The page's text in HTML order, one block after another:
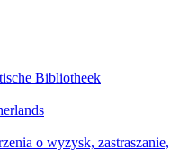
Bibliotheek
o wyzysk, zastraszanie,